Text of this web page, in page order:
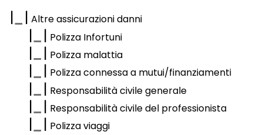
| | Altre assicurazioni danni
| | Polizza Infortuni
| | Polizza malattia
| | Polizza connessa a mutui/finanziamenti
| | Responsabilità civile generale
| | Responsabilità civile del professionista
| | Polizza viaggi